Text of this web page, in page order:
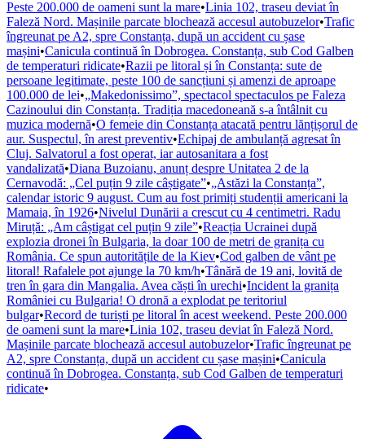
Peste 200.000 de oameni sunt la mare•Linia 102, traseu deviat în
Faleză Nord. Mașinile parcate blochează accesul autobuzelor•Trafic
îngreunat pe A2, spre Constanța, după un accident cu șase
mașini•Canicula continuă în Dobrogea. Constanța, sub Cod Galben
de temperaturi ridicate•Razii pe litoral și în Constanța: sute de
persoane legitimate, peste 100 de sancțiuni și amenzi de aproape
100.000 de lei•„Makedonissimo”, spectacol spectaculos pe Faleza
Cazinoului din Constanța. Tradiția macedoneană s-a întâlnit cu
muzica modernă•O femeie din Constanța atacată pentru lănțișorul de
aur. Suspectul, în arest preventiv•Echipaj de ambulanță agresat în
Cluj. Salvatorul a fost operat, iar autosanitara a fost
vandalizată•Diana Buzoianu, anunț despre Unitatea 2 de la
Cernavodă: „Cel puțin 9 zile câștigate”•„Astăzi la Constanța”,
calendar istoric 9 august. Cum au fost primiți studenții americani la
Mamaia, în 1926•Nivelul Dunării a crescut cu 4 centimetri. Radu
Miruță: „Am câștigat cel puțin 9 zile”•Reacția Ucrainei după
explozia dronei în Bulgaria, la doar 100 de metri de granița cu
România. Ce spun autoritățile de la Kiev•Cod galben de vânt pe
litoral! Rafalele pot ajunge la 70 km/h•Tânără de 19 ani, lovită de
tren în gara din Mangalia. Avea căști în urechi•Incident la granița
României cu Bulgaria! O dronă a explodat pe teritoriul
bulgar•Record de turiști pe litoral în acest weekend. Peste 200.000
de oameni sunt la mare•Linia 102, traseu deviat în Faleză Nord.
Mașinile parcate blochează accesul autobuzelor•Trafic îngreunat pe
A2, spre Constanța, după un accident cu șase mașini•Canicula
continuă în Dobrogea. Constanța, sub Cod Galben de temperaturi
ridicate•